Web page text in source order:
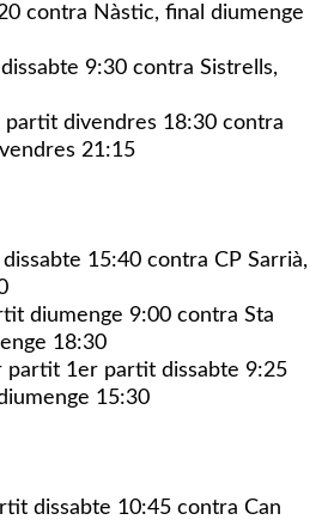
contra Nàstic, final diumenge
9:30 contra Sistrells,
partit divendres 18:30 contra
21:15
15:40 contra CP Sarrià,
diumenge 9:00 contra Sta
18:30
partit 1er partit dissabte 9:25
15:30
dissabte 10:45 contra Can